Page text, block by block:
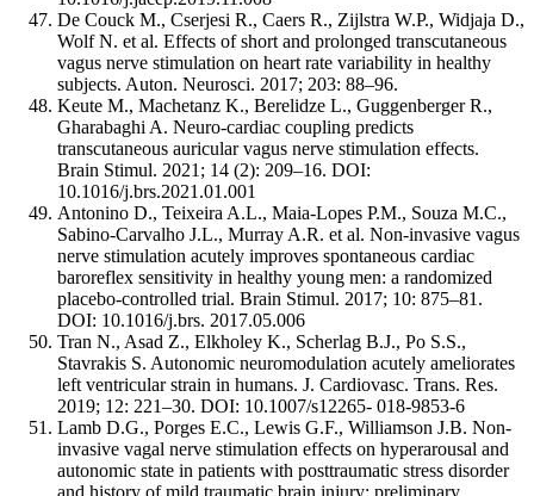
De Couck M., Cserjesi R., Caers R., Zijlstra W.P., Widjaja D.,
Wolf N. et al. Effects of short and prolonged transcutaneous
vagus nerve stimulation on heart rate variability in healthy
subjects. Auton. Neurosci. 2017; 203: 88–96.
Keute M., Machetanz K., Berelidze L., Guggenberger R.,
Gharabaghi A. Neuro-cardiac coupling predicts
transcutaneous auricular vagus nerve stimulation effects.
Brain Stimul. 2021; 14 (2): 209–16. DOI:
10.1016/j.brs.2021.01.001
Antonino D., Teixeira A.L., Maia-Lopes P.M., Souza M.C.,
Sabino-Carvalho J.L., Murray A.R. et al. Non-invasive vagus
nerve stimulation acutely improves spontaneous cardiac
baroreflex sensitivity in healthy young men: a randomized
placebo-controlled trial. Brain Stimul. 2017; 10: 875–81.
DOI: 10.1016/j.brs. 2017.05.006
Tran N., Asad Z., Elkholey K., Scherlag B.J., Po S.S.,
Stavrakis S. Autonomic neuromodulation acutely ameliorates
left ventricular strain in humans. J. Cardiovasc. Trans. Res.
2019; 12: 221–30. DOI: 10.1007/s12265- 018-9853-6
Lamb D.G., Porges E.C., Lewis G.F., Williamson J.B. Non-
invasive vagal nerve stimulation effects on hyperarousal and
autonomic state in patients with posttraumatic stress disorder